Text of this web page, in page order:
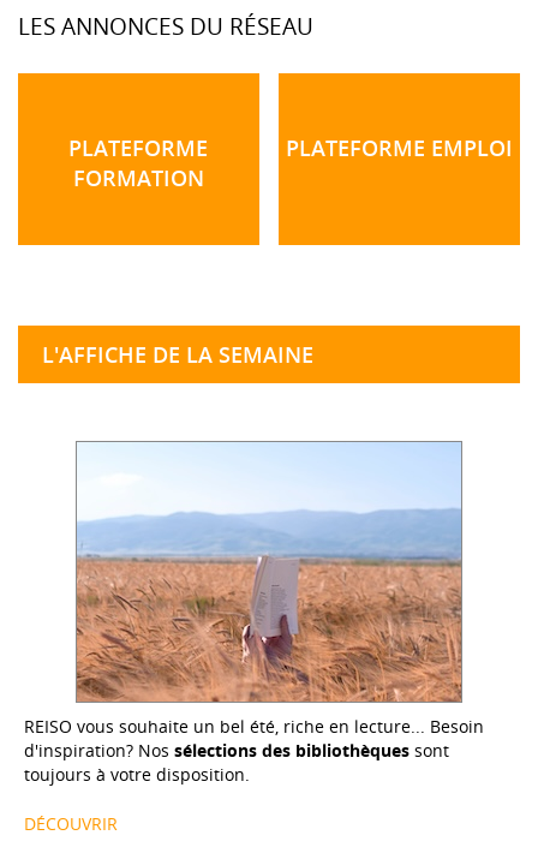
LES ANNONCES DU RÉSEAU
PLATEFORME
FORMATION
PLATEFORME EMPLOI
L'AFFICHE DE LA SEMAINE
REISO vous souhaite un bel été, riche en lecture... Besoin
d'inspiration? Nos sélections des bibliothèques sont
toujours à votre disposition.
DÉCOUVRIR